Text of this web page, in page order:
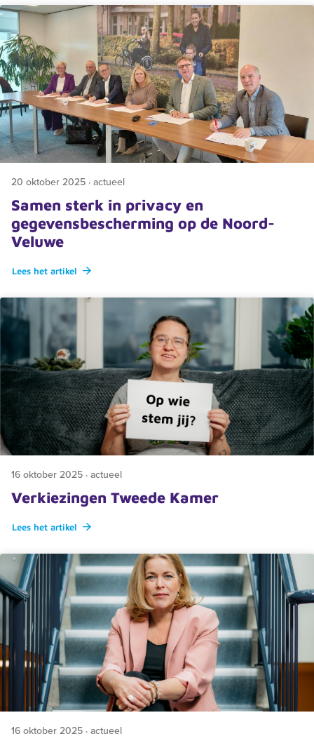
20 oktober 2025 · actueel
Samen sterk in privacy en
gegevensbescherming op de Noord-
Veluwe
Lees het artikel
16 oktober 2025 · actueel
Verkiezingen Tweede Kamer
Lees het artikel
16 oktober 2025 · actueel